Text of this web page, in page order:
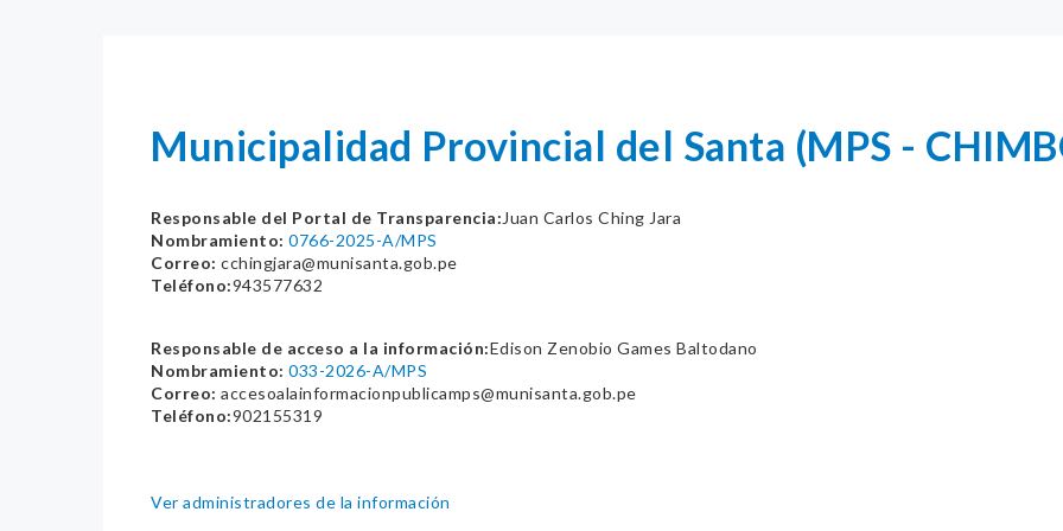
Municipalidad Provincial del Santa (MPS -
Responsable del Portal de Transparencia: Juan Carlos Ching Jara
Nombramiento: 0766-2025-A/MPS
Correo: cchingjara@munisanta.gob.pe
Teléfono:943577632
Responsable de acceso a la información:Edison Zenobio Games Baltodano
Nombramiento: 033-2026-A/MPS
Correo: accesoalainformacionpublicamps@munisanta.gob.pe
Teléfono:902155319
Ver administradores de la información